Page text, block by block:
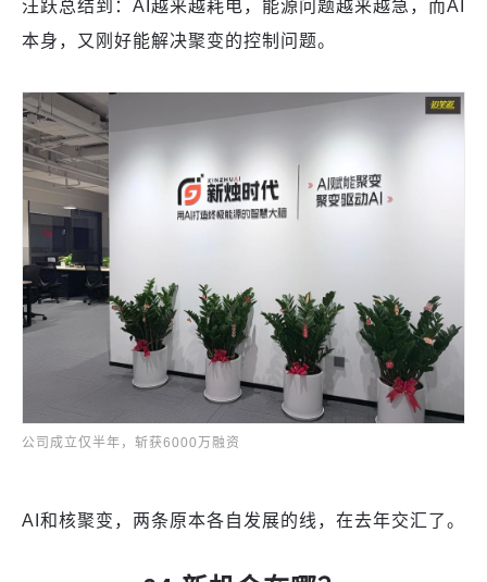
汪跃总结到：AI越来越耗电，能源问题越来越急，而AI
本身，又刚好能解决聚变的控制问题。
公司成立仅半年，斩获6000万融资
AI和核聚变，两条原本各自发展的线，在去年交汇了。